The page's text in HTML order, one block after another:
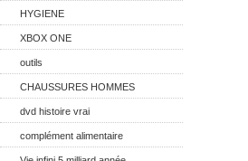
HYGIENE
XBOX ONE
outils
CHAUSSURES HOMMES
dvd histoire vrai
complément alimentaire